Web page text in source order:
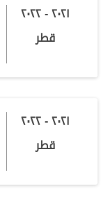
٢٠٢١ - ٢٠٢٢
قطر
٢٠٢١ - ٢٠٢٢
قطر